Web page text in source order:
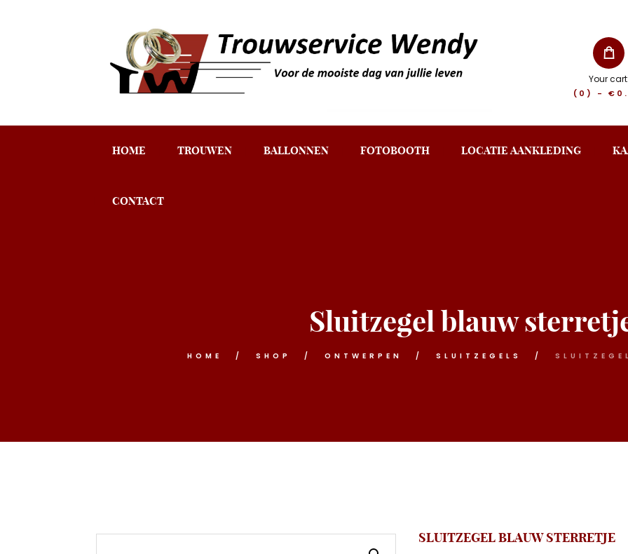
Your cart:
(0) -
HOME TROUWEN BALLONNEN FOTOBOOTH LOCATIE AANKLEDING
CONTACT
Sluitzegel blauw
HOME SHOP ONTWERPEN SLUITZEGELS
SLUITZEGEL BLAUW STERRETJE